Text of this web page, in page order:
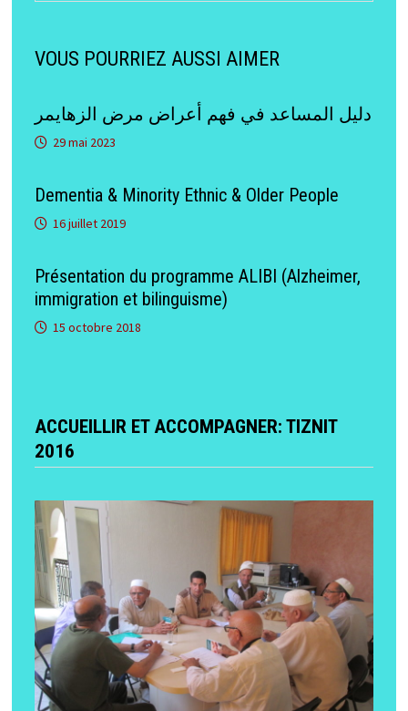
VOUS POURRIEZ AUSSI AIMER
دليل المساعد في فهم أعراض مرض الزهايمر
29 mai 2023
Dementia & Minority Ethnic & Older People
16 juillet 2019
Présentation du programme ALIBI (Alzheimer,
immigration et bilinguisme)
15 octobre 2018
ACCUEILLIR ET ACCOMPAGNER: TIZNIT
2016